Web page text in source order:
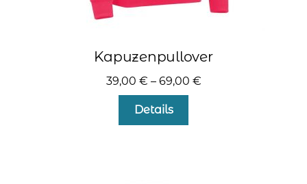
Kapuzenpullover
39,00 € – 69,00 €
Details